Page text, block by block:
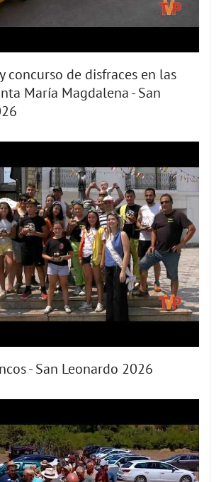
concurso de disfraces en las
María Magdalena - San
- San Leonardo 2026